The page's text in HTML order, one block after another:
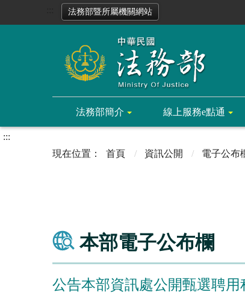
法務部暨所屬機關網站
法務部簡介 線上服務e點通
:::
首頁
資訊公開 電子公布
本部電子公布欄
公告本部資訊處公開甄選聘